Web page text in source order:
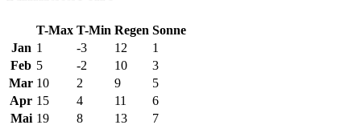
T-Max T-Min Regen Sonne
Jan 1 -3 12
1
Feb 5 -2 10
3
Mar 10 2 9
5
Apr 15 4 11
6
Mai 19 8 13 7